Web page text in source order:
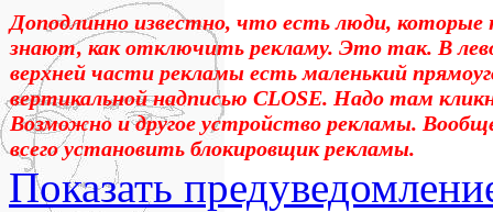
Доподлинно известно, что есть люди, которые
знают, как отключить рекламу. Это так. В
верхней части рекламы есть маленький
вертикальной надписью CLOSE. Надо там
Возможно и другое устройство рекламы.
всего установить блокировщик рекламы.
Показать